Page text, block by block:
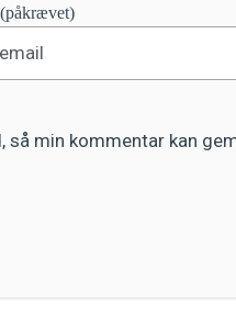
så min kommentar kan